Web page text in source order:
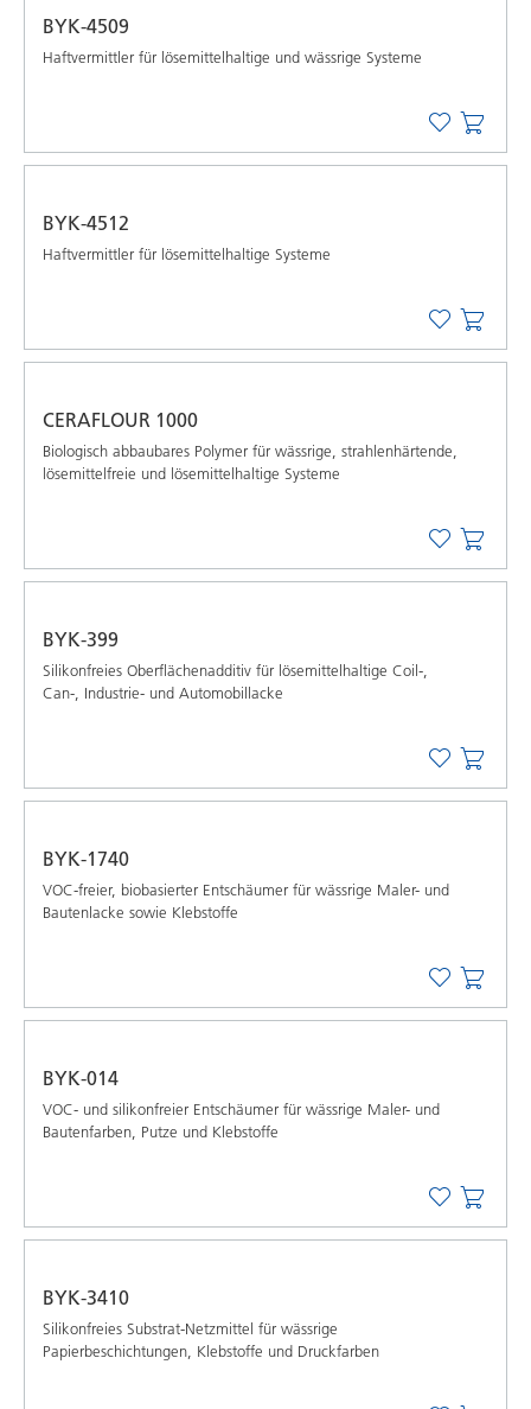
BYK-4509
Haftvermittler für lösemittelhaltige und wässrige Systeme
BYK-4512
Haftvermittler für lösemittelhaltige Systeme
CERAFLOUR 1000
Biologisch abbaubares Polymer für wässrige, strahlenhärtende,
lösemittelfreie und lösemittelhaltige Systeme
BYK-399
Silikonfreies Oberflächenadditiv für lösemittelhaltige Coil-,
Can-, Industrie- und Automobillacke
BYK-1740
VOC-freier, biobasierter Entschäumer für wässrige Maler- und
Bautenlacke sowie Klebstoffe
BYK-014
VOC- und silikonfreier Entschäumer für wässrige Maler- und
Bautenfarben, Putze und Klebstoffe
BYK-3410
Silikonfreies Substrat-Netzmittel für wässrige
Papierbeschichtungen, Klebstoffe und Druckfarben